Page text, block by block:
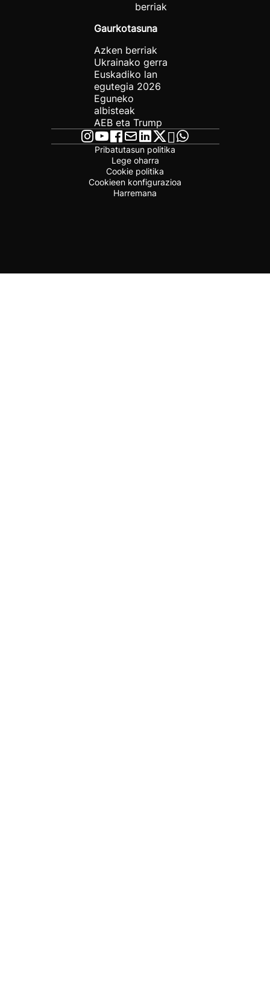
berriak
Gaurkotasuna
Azken berriak
Ukrainako gerra
Euskadiko lan
egutegia 2026
Eguneko
albisteak
AEB eta Trump
Pribatutasun politika
Lege oharra
Cookie politika
Cookieen konfigurazioa
Harremana